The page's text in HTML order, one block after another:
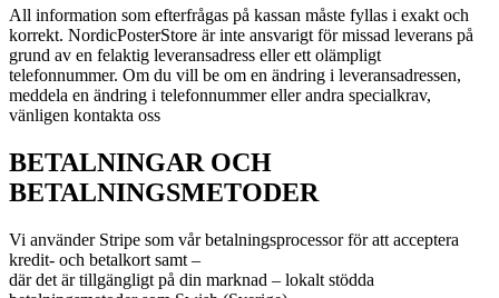
All information som efterfrågas på kassan måste fyllas i exakt och
korrekt. NordicPosterStore är inte ansvarigt för missad leverans på
grund av en felaktig leveransadress eller ett olämpligt
telefonnummer. Om du vill be om en ändring i leveransadressen,
meddela en ändring i telefonnummer eller andra specialkrav,
vänligen kontakta oss
BETALNINGAR OCH
BETALNINGSMETODER
Vi använder Stripe som vår betalningsprocessor för att acceptera
kredit- och betalkort samt –
där det är tillgängligt på din marknad – lokalt stödda